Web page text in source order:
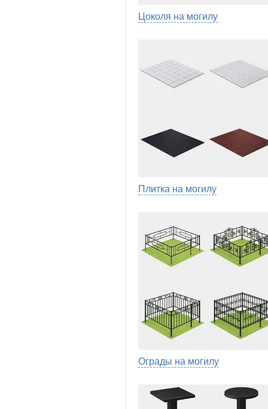
Цоколя на могилу
Плитка на могилу
Ограды на могилу